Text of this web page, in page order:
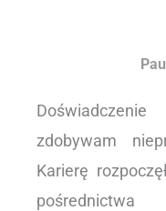
zdobywam
Karierę